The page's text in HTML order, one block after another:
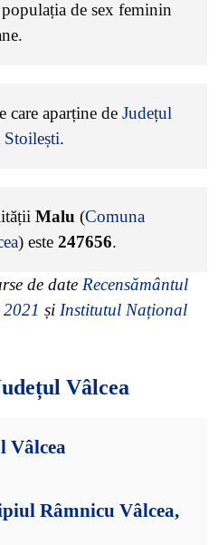
de sex feminin
care aparține de Județul
.
Malu (Comuna
) este 247656.
de date Recensământul
și Institutul Național
Vâlcea
Vâlcea
Râmnicu Vâlcea,